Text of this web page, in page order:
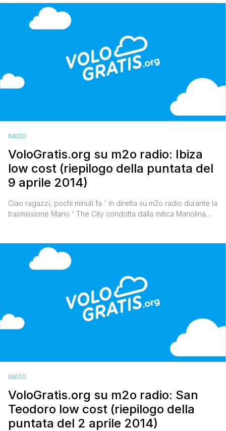
famosa per le sue discoteche, per le sue spiagge e per i
divertimenti, ma bell [']
RADIO
VoloGratis.org su m2o radio: Ibiza
low cost (riepilogo della puntata del
9 aprile 2014)
Ciao ragazzi, pochi minuti fa ' in diretta su m2o radio durante la
trasmissione Mario ' The City condotta dalla mitica Mariolina
fatto in tempo a prendere appunti, ecco pronto come sempre
il riepilogo. Per [']
RADIO
VoloGratis.org su m2o radio: San
Teodoro low cost (riepilogo della
puntata del 2 aprile 2014)